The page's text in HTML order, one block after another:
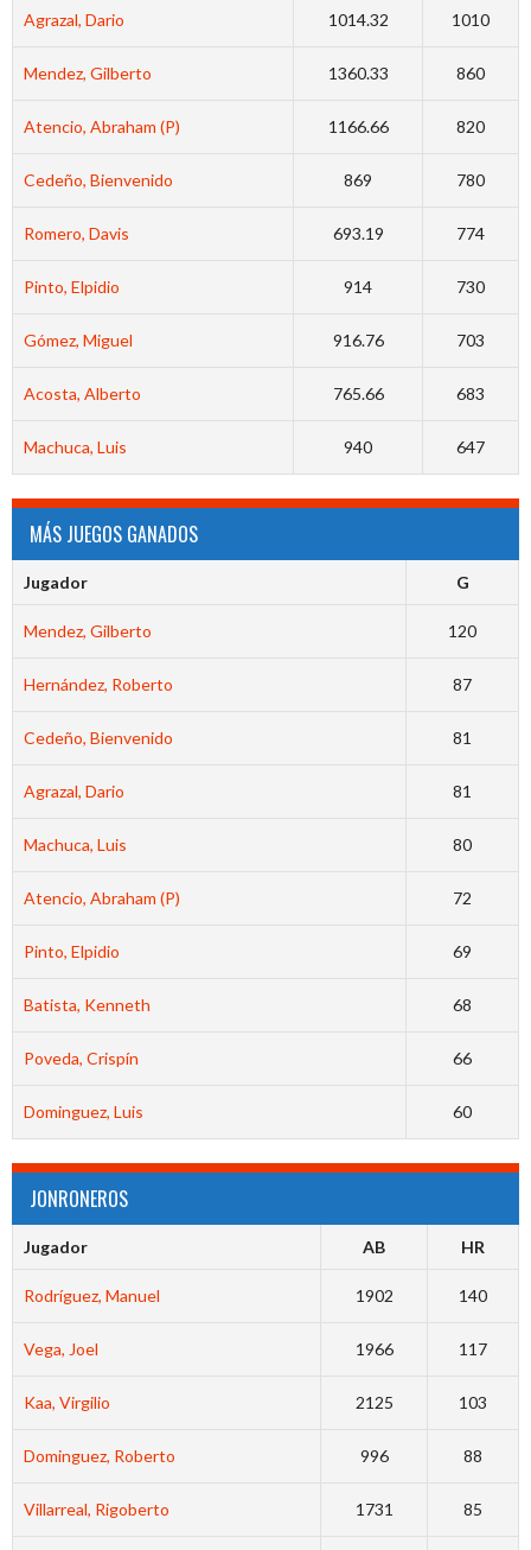
Agrazal, Dario 1014.32 1010
Mendez, Gilberto 1360.33 860
Atencio, Abraham (P) 1166.66 820
Cedeño, Bienvenido 869 780
Romero, Davis 693.19 774
Pinto, Elpidio 914 730
Gómez, Miguel 916.76 703
Acosta, Alberto 765.66 683
Machuca, Luis 940 647
MÁS JUEGOS GANADOS
Jugador G
Mendez, Gilberto 120
Hernández, Roberto 87
Cedeño, Bienvenido 81
Agrazal, Dario 81
Machuca, Luis 80
Atencio, Abraham (P) 72
Pinto, Elpidio 69
Batista, Kenneth 68
Poveda, Crispín 66
Dominguez, Luis 60
JONRONEROS
Jugador AB HR
Rodríguez, Manuel 1902 140
Vega, Joel 1966 117
Kaa, Virgilio 2125 103
Dominguez, Roberto 996 88
Villarreal, Rigoberto 1731 85